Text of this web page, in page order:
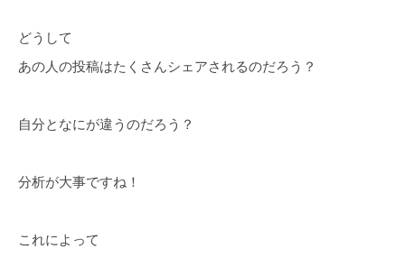
どうして
あの人の投稿はたくさんシェアされるのだろう？
自分となにが違うのだろう？
分析が大事ですね！
これによって